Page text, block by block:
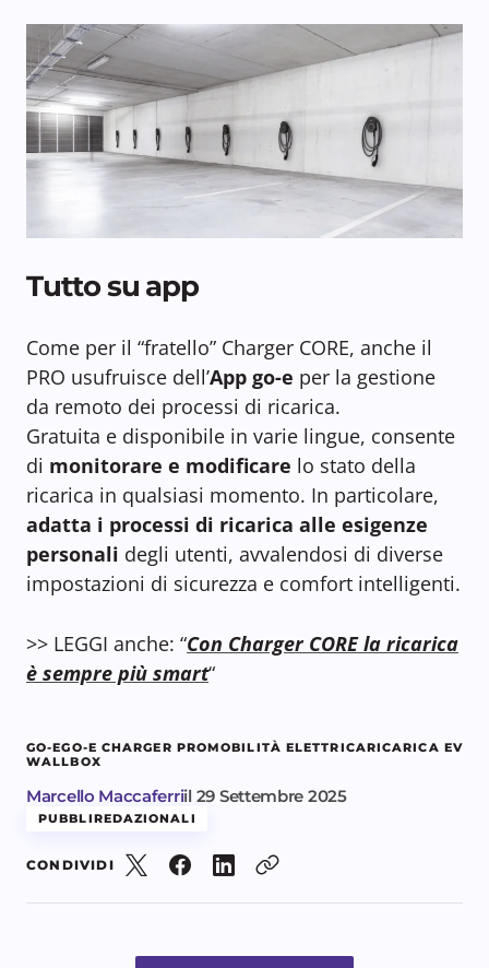
Tutto su app
Come per il “fratello” Charger CORE, anche il
PRO usufruisce dell’App go-e per la gestione
da remoto dei processi di ricarica.
Gratuita e disponibile in varie lingue, consente
di monitorare e modificare lo stato della
ricarica in qualsiasi momento. In particolare,
adatta i processi di ricarica alle esigenze
personali degli utenti, avvalendosi di diverse
impostazioni di sicurezza e comfort intelligenti.
>> LEGGI anche: “Con Charger CORE la ricarica
è sempre più smart“
GO-EGO-E CHARGER PROMOBILITÀ ELETTRICARICARICA EV
WALLBOX
Marcello Maccaferriil 29 Settembre 2025
PUBBLIREDAZIONALI
CONDIVIDI